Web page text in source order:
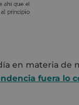
en materia de
fuera lo